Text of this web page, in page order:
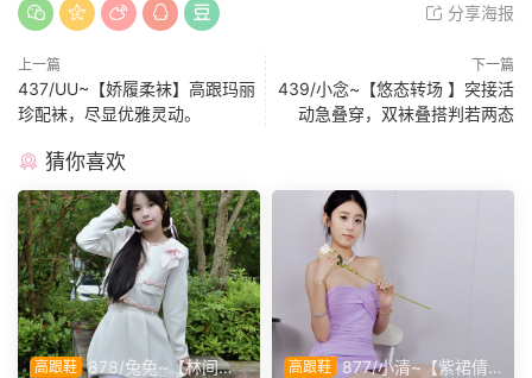
分享海报
上一篇
437/UU~【娇履柔袜】高跟玛丽
珍配袜，尽显优雅灵动。
下一篇
439/小念~【悠态转场 】突接活
动急叠穿，双袜叠搭判若两态
猜你喜欢
高跟鞋
878/兔兔~【林间甜
高跟鞋 877/小清~【紫裙倩